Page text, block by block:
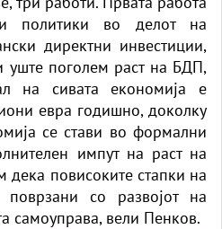
политики во делот на
директни инвестиции,
поголем раст на БДП,
на сивата економија е
евра годишно, доколку
се стави во формални
импут на раст на
повисоките стапки на
со развојот на
самоуправа, вели Пенков.